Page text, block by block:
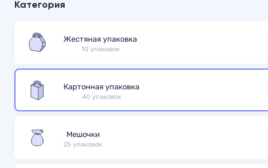
Категория
Жестяная упаковка
10 упаковок
Картонная упаковка
40 упаковок
Мешочки
25 упаковок